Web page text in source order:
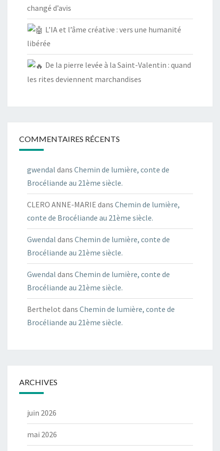
changé d’avis
L’IA et l’âme créative : vers une humanité
libérée
De la pierre levée à la Saint-Valentin : quand
les rites deviennent marchandises
COMMENTAIRES RÉCENTS
gwendal dans Chemin de lumière, conte de
Brocéliande au 21ème siècle.
CLERO ANNE-MARIE dans Chemin de lumière,
conte de Brocéliande au 21ème siècle.
Gwendal dans Chemin de lumière, conte de
Brocéliande au 21ème siècle.
Gwendal dans Chemin de lumière, conte de
Brocéliande au 21ème siècle.
Berthelot dans Chemin de lumière, conte de
Brocéliande au 21ème siècle.
ARCHIVES
juin 2026
mai 2026